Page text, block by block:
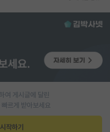
여 게시글에 달린
르게 받아보세요
작하기